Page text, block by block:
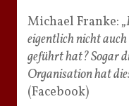
Michael Franke:
eigentlich nicht
geführt hat? Sogar
Organisation hat
(Facebook)